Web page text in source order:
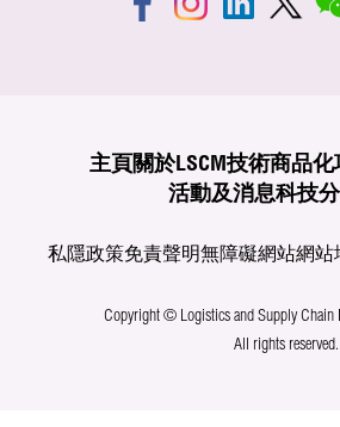
主頁 關於LSCM技術商品化
活動及消息科技
私隱政策免責聲明無障礙網站網站
Copyright © Logistics and Supply Chain
All rights reserved.